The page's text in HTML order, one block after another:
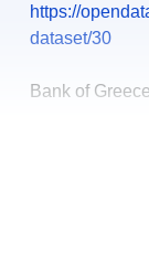
https://
dataset/30
Bank of Greece